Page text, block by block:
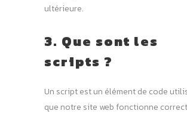
ultérieure.
3. Que sont les
scripts ?
Un script est un élément de code
que notre site web fonctionne